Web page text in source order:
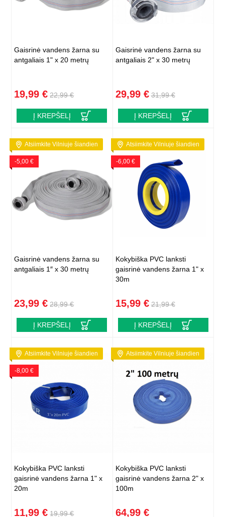
Gaisrinė vandens žarna su
antgaliais 1" x 20 metrų
19,99 € 22,99 €
Į KREPŠELĮ
Gaisrinė vandens žarna su
antgaliais 2" x 30 metrų
29,99 € 31,99 €
Į KREPŠELĮ
Atsiimkite Vilniuje šiandien
-5,00 €
Gaisrinė vandens žarna su
antgaliais 1″ x 30 metrų
23,99 € 28,99 €
Į KREPŠELĮ
Atsiimkite Vilniuje šiandien
-6,00 €
Kokybiška PVC lanksti
gaisrinė vandens žarna 1" x
30m
15,99 € 21,99 €
Į KREPŠELĮ
Atsiimkite Vilniuje šiandien
-8,00 €
Kokybiška PVC lanksti
gaisrinė vandens žarna 1" x
20m
11,99 € 19,99 €
Atsiimkite Vilniuje šiandien
Kokybiška PVC lanksti
gaisrinė vandens žarna 2" x
100m
64,99 €